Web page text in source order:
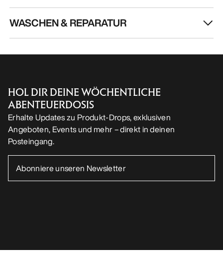
WASCHEN & REPARATUR
HOL DIR DEINE WÖCHENTLICHE
ABENTEUERDOSIS
Erhalte Updates zu Produkt-Drops, exklusiven
Angeboten, Events und mehr – direkt in deinen
Posteingang.